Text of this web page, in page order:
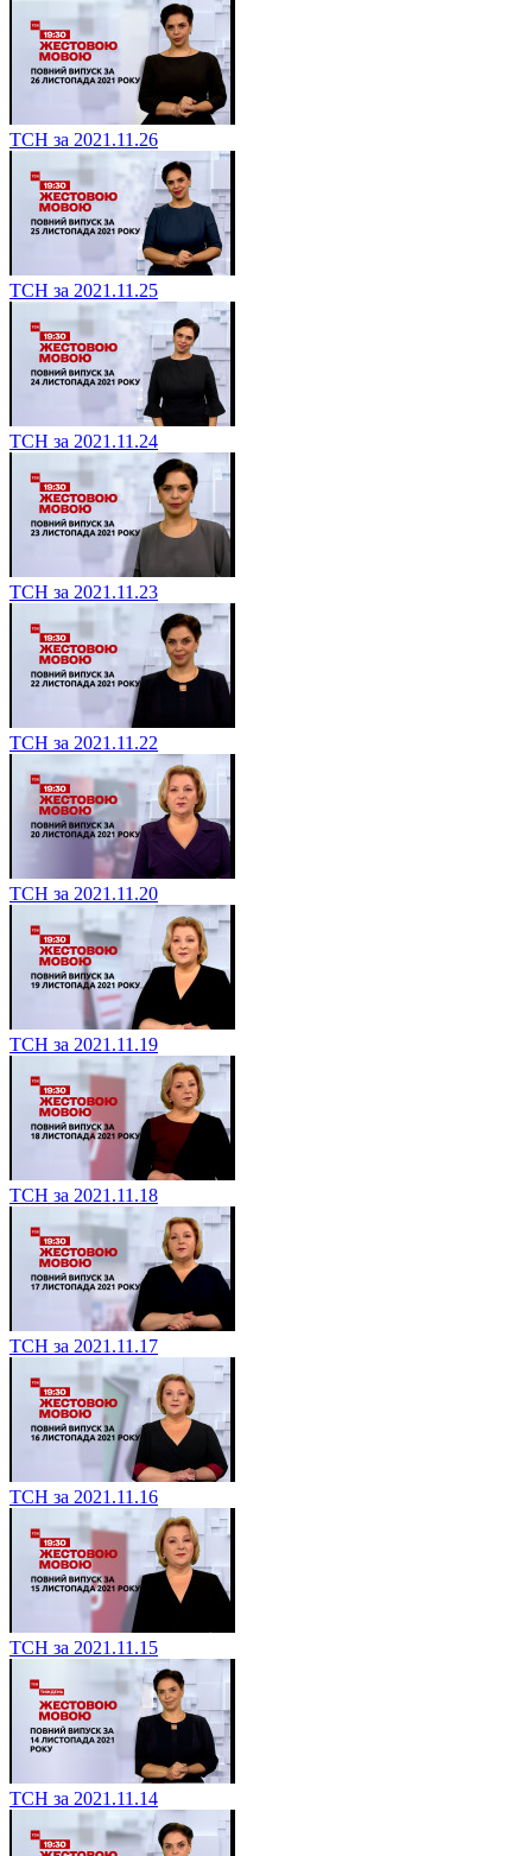
ТСН за 2021.11.26
ТСН за 2021.11.25
ТСН за 2021.11.24
ТСН за 2021.11.23
ТСН за 2021.11.22
ТСН за 2021.11.20
ТСН за 2021.11.19
ТСН за 2021.11.18
ТСН за 2021.11.17
ТСН за 2021.11.16
ТСН за 2021.11.15
ТСН за 2021.11.14